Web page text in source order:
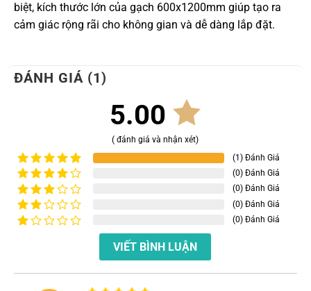
biệt, kích thước lớn của gạch 600x1200mm giúp tạo ra
cảm giác rộng rãi cho không gian và dễ dàng lắp đặt.
ĐÁNH GIÁ (1)
5.00
( đánh giá và nhận xét)
Được xếp
hạng55
sao
(1) Đánh Giá
Được
xếp
hạng 4
5 sao
(0) Đánh Giá
Được
xếp
hạng
(0) Đánh Giá
Được
(0) Đánh Giá
(0) Đánh Giá
VIẾT BÌNH LUẬN